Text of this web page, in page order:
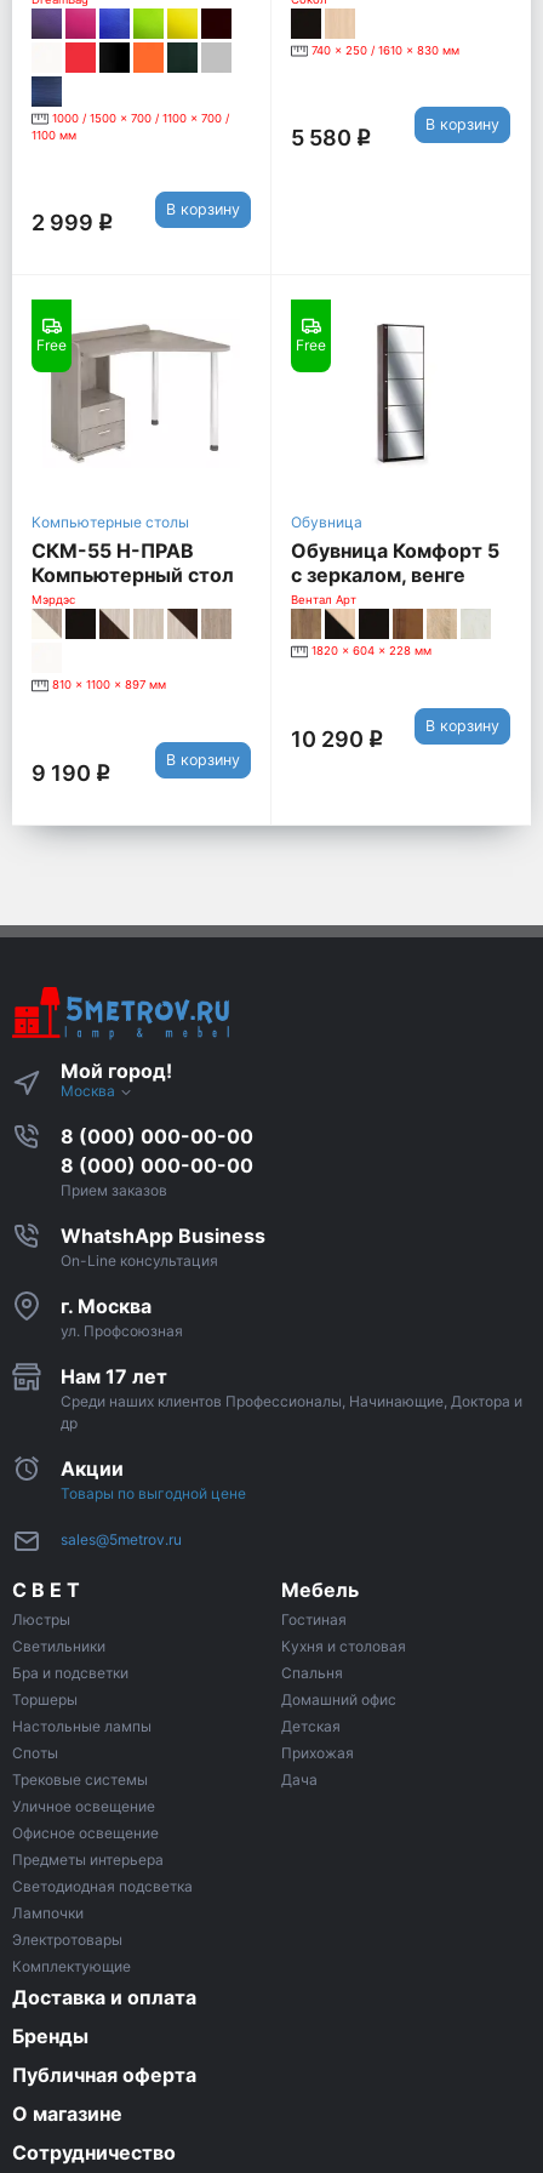
1000 / 1500 x 700 / 1100 x 700 /
1100 мм
2 999 q
В корзину
740 x 250 / 1610 x 830 мм
5 580 q
В корзину
Free
Компьютерные столы
СКМ-55 Н-ПРАВ
Компьютерный стол
СКМ-55, Правый,
нельсон
Мэрдэс
810 x 1100 x 897 мм
9 190 q
В корзину
Free
Обувница
Обувница Комфорт 5
с зеркалом, венге
Вентал Арт
1820 x 604 x 228 мм
10 290 q
В корзину
Мой город!
Москва
8 (000) 000-00-00
8 (000) 000-00-00
Прием заказов
WhatshApp Business
On-Line консультация
г. Москва
ул. Профсоюзная
Нам 17 лет
Среди наших клиентов Профессионалы, Начинающие, Доктора и
др
Акции
Товары по выгодной цене
sales@5metrov.ru
С В Е Т
Люстры
Светильники
Бра и подсветки
Торшеры
Настольные лампы
Споты
Трековые системы
Уличное освещение
Офисное освещение
Предметы интерьера
Светодиодная подсветка
Лампочки
Электротовары
Комплектующие
Мебель
Гостиная
Кухня и столовая
Спальня
Домашний офис
Детская
Прихожая
Дача
Доставка и оплата
Бренды
Публичная оферта
О магазине
Сотрудничество